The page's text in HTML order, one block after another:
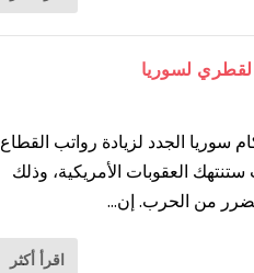
لسوريا
سوريا الجدد لزيادة رواتب القطاع
العقوبات الأمريكية، وذلك
من الحرب. إن...
اقرأ أكثر